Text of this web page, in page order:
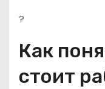
?
Как
стоит